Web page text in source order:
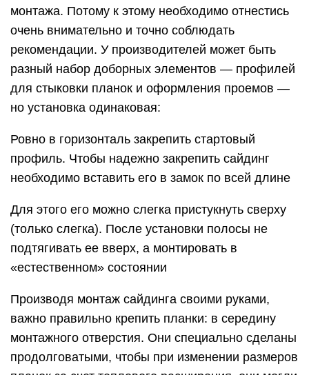
монтажа. Потому к этому необходимо отнестись
очень внимательно и точно соблюдать
рекомендации. У производителей может быть
разный набор доборных элементов — профилей
для стыковки планок и оформления проемов —
но установка одинаковая:
Ровно в горизонталь закрепить стартовый
профиль. Чтобы надежно закрепить сайдинг
необходимо вставить его в замок по всей длине
Для этого его можно слегка пристукнуть сверху
(только слегка). После установки полосы не
подтягивать ее вверх, а монтировать в
«естественном» состоянии
Производя монтаж сайдинга своими руками,
важно правильно крепить планки: в середину
монтажного отверстия. Они специально сделаны
продолговатыми, чтобы при изменении размеров